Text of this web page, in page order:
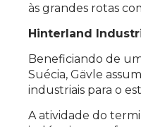
às grandes rotas
Hinterland
Beneficiando de
Suécia, Gävle
industriais para o
A atividade do